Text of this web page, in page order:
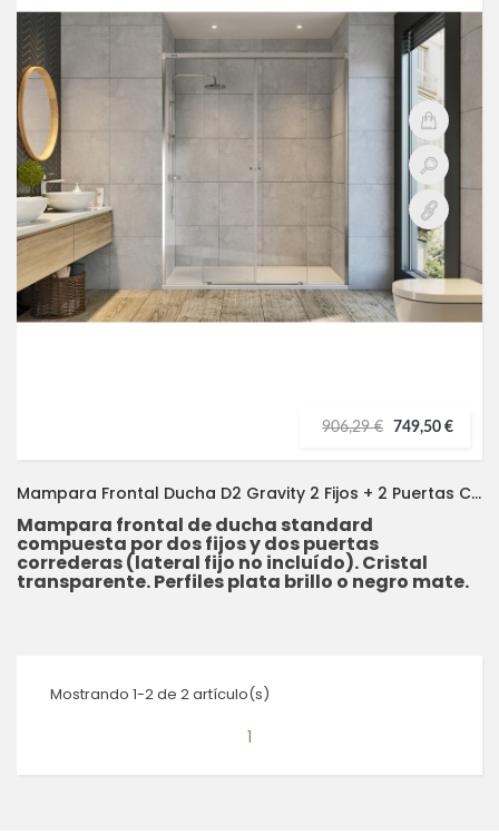
906,29 € 749,50 €
Mampara Frontal Ducha D2 Gravity 2 Fijos + 2 Puertas Correderas DUSCHOLUX
Mampara frontal de ducha standard
compuesta por dos fijos y dos puertas
correderas (lateral fijo no incluído). Cristal
transparente. Perfiles plata brillo o negro mate.
Mostrando 1-2 de 2 artículo(s)
1